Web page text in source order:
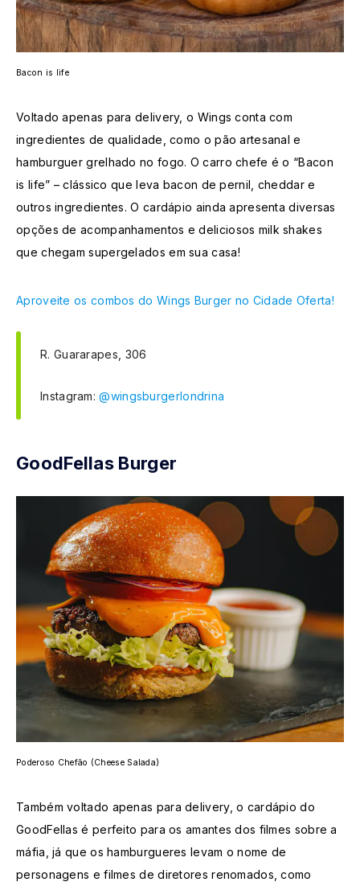
Bacon is life
Voltado apenas para delivery, o Wings conta com
ingredientes de qualidade, como o pão artesanal e
hamburguer grelhado no fogo. O carro chefe é o “Bacon
is life” – clássico que leva bacon de pernil, cheddar e
outros ingredientes. O cardápio ainda apresenta diversas
opções de acompanhamentos e deliciosos milk shakes
que chegam supergelados em sua casa!
Aproveite os combos do Wings Burger no Cidade Oferta!
R. Guararapes, 306
Instagram:@wingsburgerlondrina
GoodFellas Burger
Poderoso Chefão (Cheese Salada)
Também voltado apenas para delivery, o cardápio do
GoodFellas é perfeito para os amantes dos filmes sobre a
máfia, já que os hamburgueres levam o nome de
personagens e filmes de diretores renomados, como